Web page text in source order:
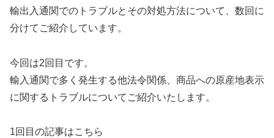
輸出入通関でのトラブルとその対処方法について、数回に
分けてご紹介しています。
今回は2回目です。
輸入通関で多く発生する他法令関係、商品への原産地表示
に関するトラブルについてご紹介いたします。
1回目の記事はこちら